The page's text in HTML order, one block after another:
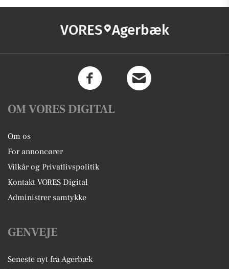
VORES Agerbæk
OM VORES DIGITAL
Om os
For annoncører
Vilkår og Privatlivspolitik
Kontakt VORES Digital
Administrer samtykke
GENVEJE
Seneste nyt fra Agerbæk